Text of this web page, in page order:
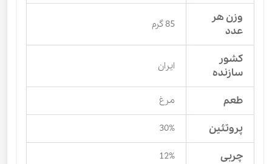
وزن هر
عدد
85 گرم
کشور
سازنده
ایران
طعم مرغ
پروتئین 30%
چربی 12%